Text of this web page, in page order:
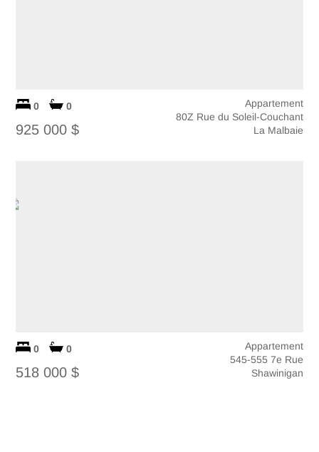
0 0
925 000 $
Appartement
80Z Rue du Soleil-Couchant
La Malbaie
0 0
518 000 $
Appartement
545-555 7e Rue
Shawinigan